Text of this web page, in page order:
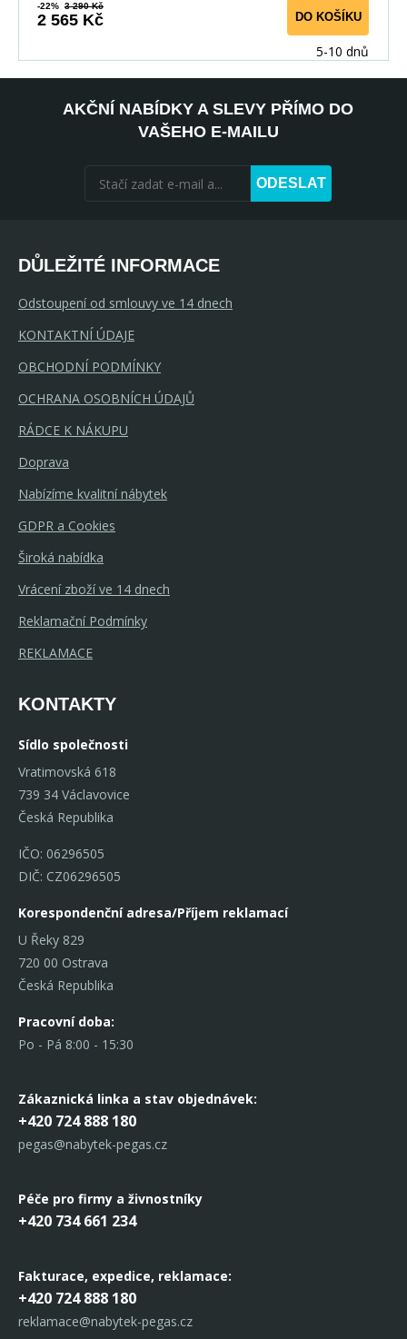
-22% 3 290 Kč
2 565 Kč DO KOŠÍKU
5-10 dnů
AKČNÍ NABÍDKY A SLEVY PŘÍMO DO
VAŠEHO E-MAILU
ODESLAT
DŮLEŽITÉ INFORMACE
Odstoupení od smlouvy ve 14 dnech
KONTAKTNÍ ÚDAJE
OBCHODNÍ PODMÍNKY
OCHRANA OSOBNÍCH ÚDAJŮ
RÁDCE K NÁKUPU
Doprava
Nabízíme kvalitní nábytek
GDPR a Cookies
Široká nabídka
Vrácení zboží ve 14 dnech
Reklamační Podmínky
REKLAMACE
KONTAKTY
Sídlo společnosti
Vratimovská 618
739 34 Václavovice
Česká Republika
IČO: 06296505
DIČ: CZ06296505
Korespondenční adresa/Příjem reklamací
U Řeky 829
720 00 Ostrava
Česká Republika
Pracovní doba:
Po - Pá 8:00 - 15:30
Zákaznická linka a stav objednávek:
+420 724 888 180
pegas@nabytek-pegas.cz
Péče pro firmy a živnostníky
+420 734 661 234
Fakturace, expedice, reklamace:
+420 724 888 180
reklamace@nabytek-pegas.cz